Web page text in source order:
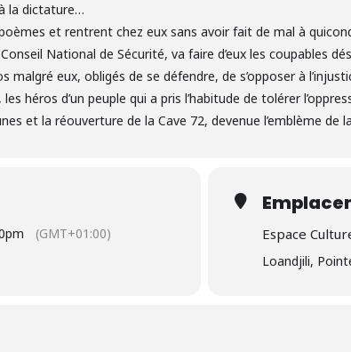
la dictature…
et rentrent chez eux sans avoir fait de mal à
National de Sécurité, va faire d’eux les coupables
malgré eux, obligés de se défendre, de s’opposer à
héros d’un peuple qui a pris l’habitude de tolérer
et la réouverture de la Cave 72, devenue l’emblème de
(GMT+01:00) Espace
Loandjili,